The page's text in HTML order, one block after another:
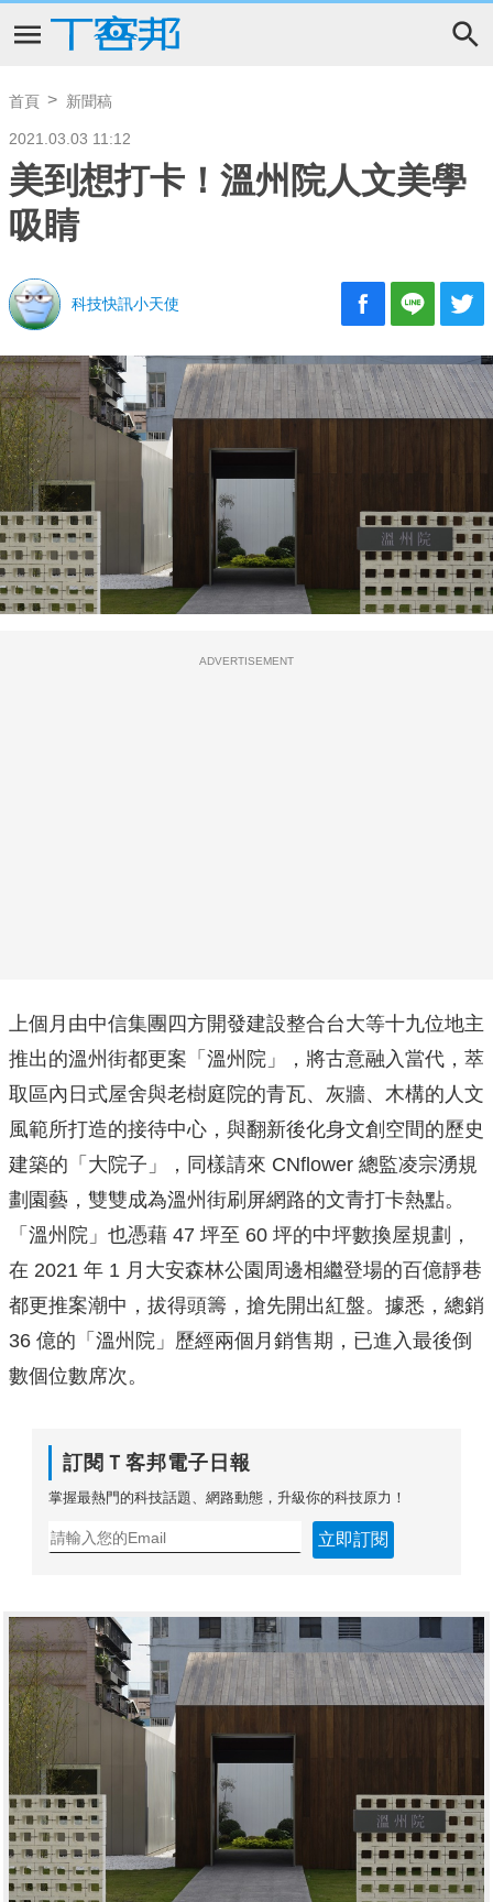
首頁 新聞稿
2021.03.03 11:12
美到想打卡！溫州院人文美學
吸睛
科技快訊小天使
ADVERTISEMENT
上個月由中信集團四方開發建設整合台大等十九位地主
推出的溫州街都更案「溫州院」，將古意融入當代，萃
取區內日式屋舍與老樹庭院的青瓦、灰牆、木構的人文
風範所打造的接待中心，與翻新後化身文創空間的歷史
建築的「大院子」，同樣請來 CNflower 總監凌宗湧規
劃園藝，雙雙成為溫州街刷屏網路的文青打卡熱點。
「溫州院」也憑藉 47 坪至 60 坪的中坪數換屋規劃，
在 2021 年 1 月大安森林公園周邊相繼登場的百億靜巷
都更推案潮中，拔得頭籌，搶先開出紅盤。據悉，總銷
36 億的「溫州院」歷經兩個月銷售期，已進入最後倒
數個位數席次。
訂閱Ｔ客邦電子日報
掌握最熱門的科技話題、網路動態，升級你的科技原力！
立即訂閱